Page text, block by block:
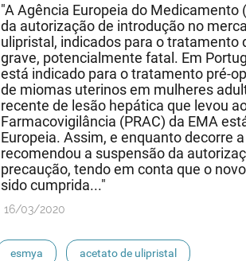
"A Agência Europeia do
da autorização de introdução no
ulipristal, indicados para o tratamento
grave, potencialmente fatal. Em
está indicado para o tratamento pré-
de miomas uterinos em mulheres
recente de lesão hepática que levou
Farmacovigilância (PRAC) da EMA
Europeia. Assim, e enquanto decorre
recomendou a suspensão da
precaução, tendo em conta que o
sido cumprida..."
16/03/2020
esmya acetato de ulipristal